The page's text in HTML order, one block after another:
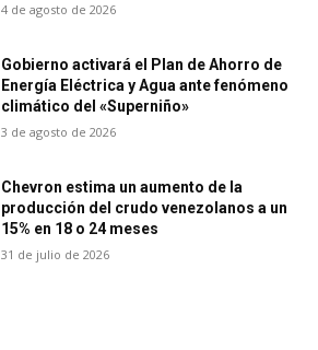
4 de agosto de 2026
Gobierno activará el Plan de Ahorro de
Energía Eléctrica y Agua ante fenómeno
climático del «Superniño»
3 de agosto de 2026
Chevron estima un aumento de la
producción del crudo venezolanos a un
15% en 18 o 24 meses
31 de julio de 2026